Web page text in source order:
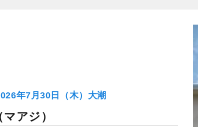
年7月30日（木）大潮
マアジ）